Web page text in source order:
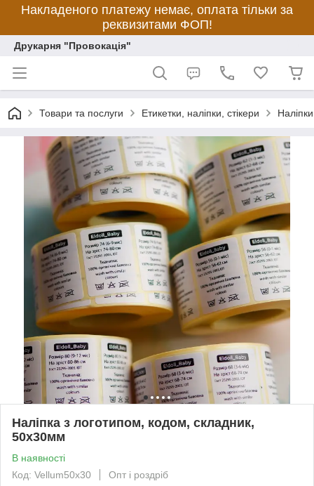
Накладеного платежу немає, оплата тільки за
реквизитами ФОП!
Друкарня "Провокація"
Товари та послуги Етикетки, наліпки, стікери
Наліпка з логотипом, кодом, складник,
50х30мм
В наявності
Код: Vellum50х30
Опт і роздріб